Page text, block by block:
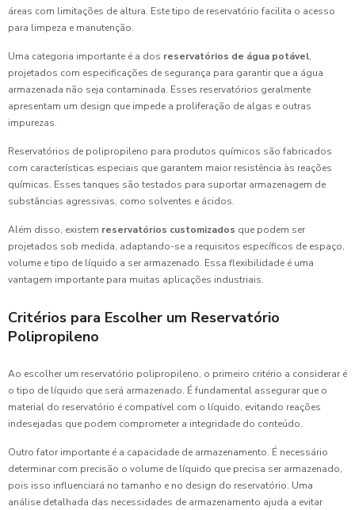
áreas com limitações de altura. Este tipo de reservatório facilita o acesso
para limpeza e manutenção.
Uma categoria importante é a dos reservatórios de água potável,
projetados com especificações de segurança para garantir que a água
armazenada não seja contaminada. Esses reservatórios geralmente
apresentam um design que impede a proliferação de algas e outras
impurezas.
Reservatórios de polipropileno para produtos químicos são fabricados
com características especiais que garantem maior resistência às reações
químicas. Esses tanques são testados para suportar armazenagem de
substâncias agressivas, como solventes e ácidos.
Além disso, existem reservatórios customizados que podem ser
projetados sob medida, adaptando-se a requisitos específicos de espaço,
volume e tipo de líquido a ser armazenado. Essa flexibilidade é uma
vantagem importante para muitas aplicações industriais.
Critérios para Escolher um Reservatório
Polipropileno
Ao escolher um reservatório polipropileno, o primeiro critério a considerar é
o tipo de líquido que será armazenado. É fundamental assegurar que o
material do reservatório é compatível com o líquido, evitando reações
indesejadas que podem comprometer a integridade do conteúdo.
Outro fator importante é a capacidade de armazenamento. É necessário
determinar com precisão o volume de líquido que precisa ser armazenado,
pois isso influenciará no tamanho e no design do reservatório. Uma
análise detalhada das necessidades de armazenamento ajuda a evitar